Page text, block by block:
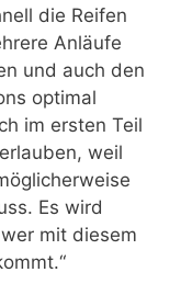
die Reifen
Anläufe
und auch den
optimal
im ersten Teil
weil
Es wird
mit diesem